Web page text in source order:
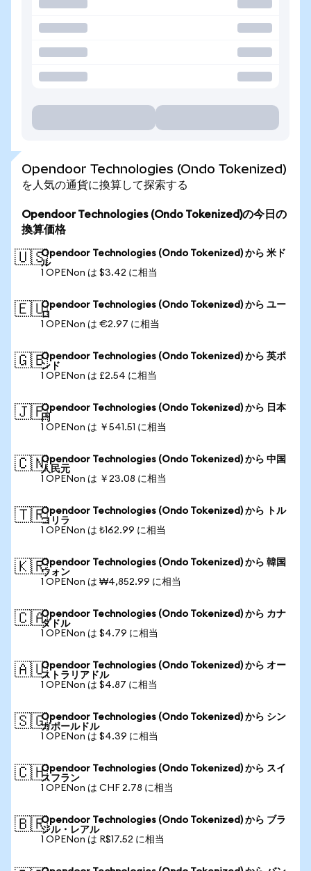
Opendoor Technologies (Ondo Tokenized)
を人気の通貨に換算して探索する
Opendoor Technologies (Ondo Tokenized)の今日の
換算価格
🇺🇸Opendoor Technologies (Ondo Tokenized) から 米ド
ル
1 OPENon は $3.42 に相当
🇪🇺Opendoor Technologies (Ondo Tokenized) から ユー
ロ
1 OPENon は €2.97 に相当
🇬🇧Opendoor Technologies (Ondo Tokenized) から 英ポ
ンド
1 OPENon は £2.54 に相当
🇯🇵Opendoor Technologies (Ondo Tokenized) から 日本
円
1 OPENon は ￥541.51 に相当
🇨🇳Opendoor Technologies (Ondo Tokenized) から 中国
人民元
1 OPENon は ￥23.08 に相当
🇹🇷Opendoor Technologies (Ondo Tokenized) から トル
コリラ
1 OPENon は ₺162.99 に相当
🇰🇷Opendoor Technologies (Ondo Tokenized) から 韓国
ウォン
1 OPENon は ₩4,852.99 に相当
🇨🇦Opendoor Technologies (Ondo Tokenized) から カナ
ダドル
1 OPENon は $4.79 に相当
🇦🇺Opendoor Technologies (Ondo Tokenized) から オー
ストラリアドル
1 OPENon は $4.87 に相当
🇸🇬Opendoor Technologies (Ondo Tokenized) から シン
ガポールドル
1 OPENon は $4.39 に相当
🇨🇭Opendoor Technologies (Ondo Tokenized) から スイ
スフラン
1 OPENon は CHF 2.78 に相当
🇧🇷Opendoor Technologies (Ondo Tokenized) から ブラ
ジル・レアル
1 OPENon は R$17.52 に相当